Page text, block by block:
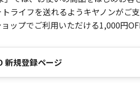
ライフを送れるようキヤノンがご
プでご利用いただける1,000円
新規登録ページ